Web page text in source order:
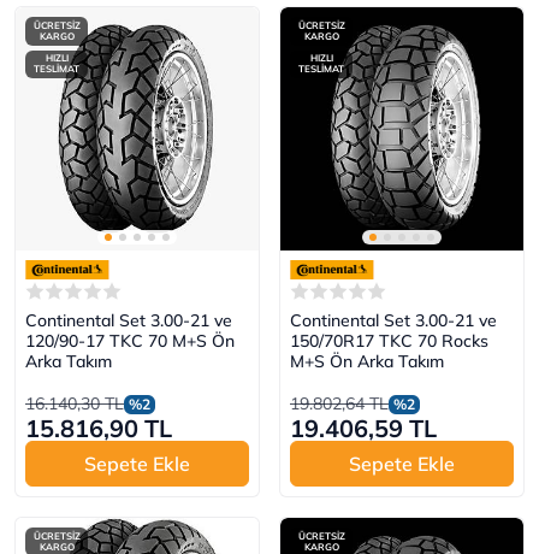
ÜCRETSİZ
KARGO
HIZLI
TESLİMAT
Continental Set 3.00-21 ve
120/90-17 TKC 70 M+S Ön
Arka Takım
16.140,30 TL %2
15.816,90 TL
Sepete Ekle
ÜCRETSİZ
KARGO
HIZLI
TESLİMAT
Continental Set 3.00-21 ve
150/70R17 TKC 70 Rocks
M+S Ön Arka Takım
19.802,64 TL %2
19.406,59 TL
Sepete Ekle
ÜCRETSİZ
KARGO
ÜCRETSİZ
KARGO